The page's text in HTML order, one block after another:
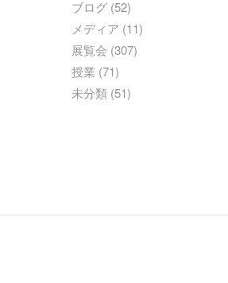
ブログ (52)
メディア (11)
展覧会 (307)
授業 (71)
未分類 (51)